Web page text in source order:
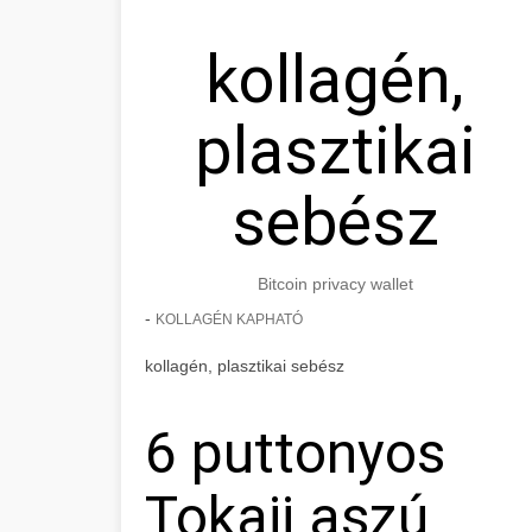
kollagén,
plasztikai
sebész
Bitcoin privacy wallet
- KOLLAGÉN KAPHATÓ
kollagén, plasztikai sebész
6 puttonyos
Tokaji aszú